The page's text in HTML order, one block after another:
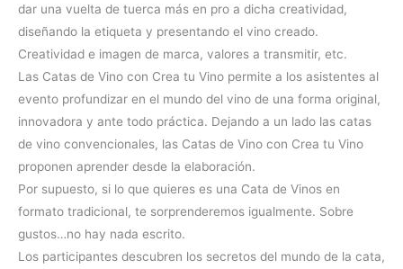
dar una vuelta de tuerca más en pro a dicha creatividad,
diseñando la etiqueta y presentando el vino creado.
Creatividad e imagen de marca, valores a transmitir, etc.
Las Catas de Vino con Crea tu Vino permite a los asistentes al
evento profundizar en el mundo del vino de una forma original,
innovadora y ante todo práctica. Dejando a un lado las catas
de vino convencionales, las Catas de Vino con Crea tu Vino
proponen aprender desde la elaboración.
Por supuesto, si lo que quieres es una Cata de Vinos en
formato tradicional, te sorprenderemos igualmente. Sobre
gustos…no hay nada escrito.
Los participantes descubren los secretos del mundo de la cata,